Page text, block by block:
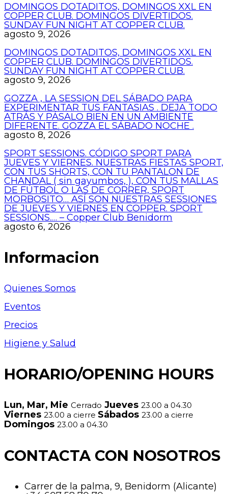
DOMINGOS DOTADITOS, DOMINGOS XXL EN
COPPER CLUB. DOMINGOS DIVERTIDOS.
SUNDAY FUN NIGHT AT COPPER CLUB.
agosto 9, 2026
DOMINGOS DOTADITOS, DOMINGOS XXL EN
COPPER CLUB. DOMINGOS DIVERTIDOS.
SUNDAY FUN NIGHT AT COPPER CLUB.
agosto 9, 2026
GOZZA , LA SESSION DEL SÁBADO PARA
EXPERIMENTAR TUS FANTASIAS . DEJA TODO
ATRÁS Y PÁSALO BIEN EN UN AMBIENTE
DIFERENTE. GOZZA EL SÁBADO NOCHE .
agosto 8, 2026
SPORT SESSIONS. CÓDIGO SPORT PARA
JUEVES Y VIERNES. NUESTRAS FIESTAS SPORT,
CON TUS SHORTS, CON TU PANTALON DE
CHANDAL ( sin gayumbos, ), CON TUS MALLAS
DE FÚTBOL O LAS DE CORRER, SPORT
MORBOSITO… ASÍ SON NUESTRAS SESSIONES
DE JUEVES Y VIERNES EN COPPER. SPORT
SESSIONS.… – Copper Club Benidorm
agosto 6, 2026
Informacion
Quienes Somos
Eventos
Precios
Higiene y Salud
HORARIO/OPENING HOURS
Lun, Mar, Mie Cerrado Jueves 23.00 a 04.30
Viernes 23.00 a cierre Sábados 23.00 a cierre
Domingos 23.00 a 04.30
CONTACTA CON NOSOTROS
Carrer de la palma, 9, Benidorm (Alicante)